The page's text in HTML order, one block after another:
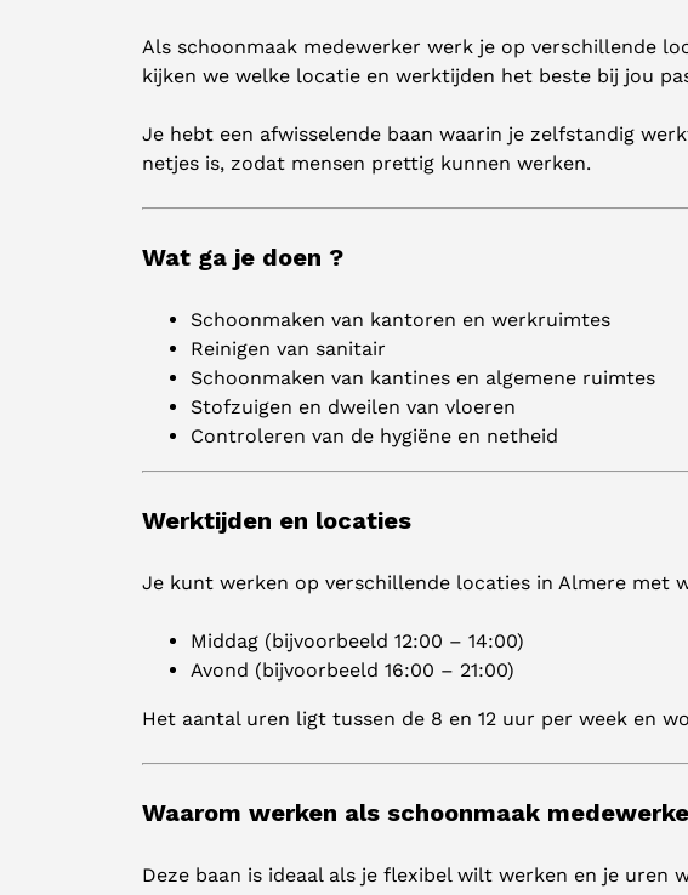
Als schoonmaak medewerker werk je op verschillende
kijken we welke locatie en werktijden het beste bij jou
Je hebt een afwisselende baan waarin je zelfstandig
netjes is, zodat mensen prettig kunnen werken.
Wat ga je doen ?
Schoonmaken van kantoren en werkruimtes
Reinigen van sanitair
Schoonmaken van kantines en algemene ruimtes
Stofzuigen en dweilen van vloeren
Controleren van de hygiëne en netheid
Werktijden en locaties
Je kunt werken op verschillende locaties in Almere met
Middag (bijvoorbeeld 12:00 – 14:00)
Avond (bijvoorbeeld 16:00 – 21:00)
Het aantal uren ligt tussen de 8 en 12 uur per week en
Waarom werken als schoonmaak
Deze baan is ideaal als je flexibel wilt werken en je